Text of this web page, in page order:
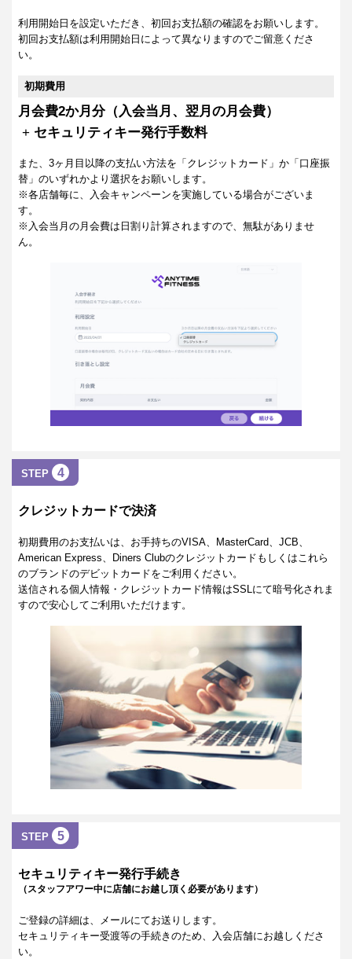
利用開始日を設定いただき、初回お支払額の確認をお願いします。
初回お支払額は利用開始日によって異なりますのでご留意くださ
い。
初期費用
月会費2か月分（入会当月、翌月の月会費）
+ セキュリティキー発行手数料
また、3ヶ月目以降の支払い方法を「クレジットカード」か「口座振
替」のいずれかより選択をお願いします。
※各店舗毎に、入会キャンペーンを実施している場合がございま
す。
※入会当月の月会費は日割り計算されますので、無駄がありませ
ん。
STEP 4
クレジットカードで決済
初期費用のお支払いは、お手持ちのVISA、MasterCard、JCB、
American Express、Diners Clubのクレジットカードもしくはこれら
のブランドのデビットカードをご利用ください。
送信される個人情報・クレジットカード情報はSSLにて暗号化されま
すので安心してご利用いただけます。
STEP 5
セキュリティキー発行手続き
（スタッフアワー中に店舗にお越し頂く必要があります）
ご登録の詳細は、メールにてお送りします。
セキュリティキー受渡等の手続きのため、入会店舗にお越しくださ
い。